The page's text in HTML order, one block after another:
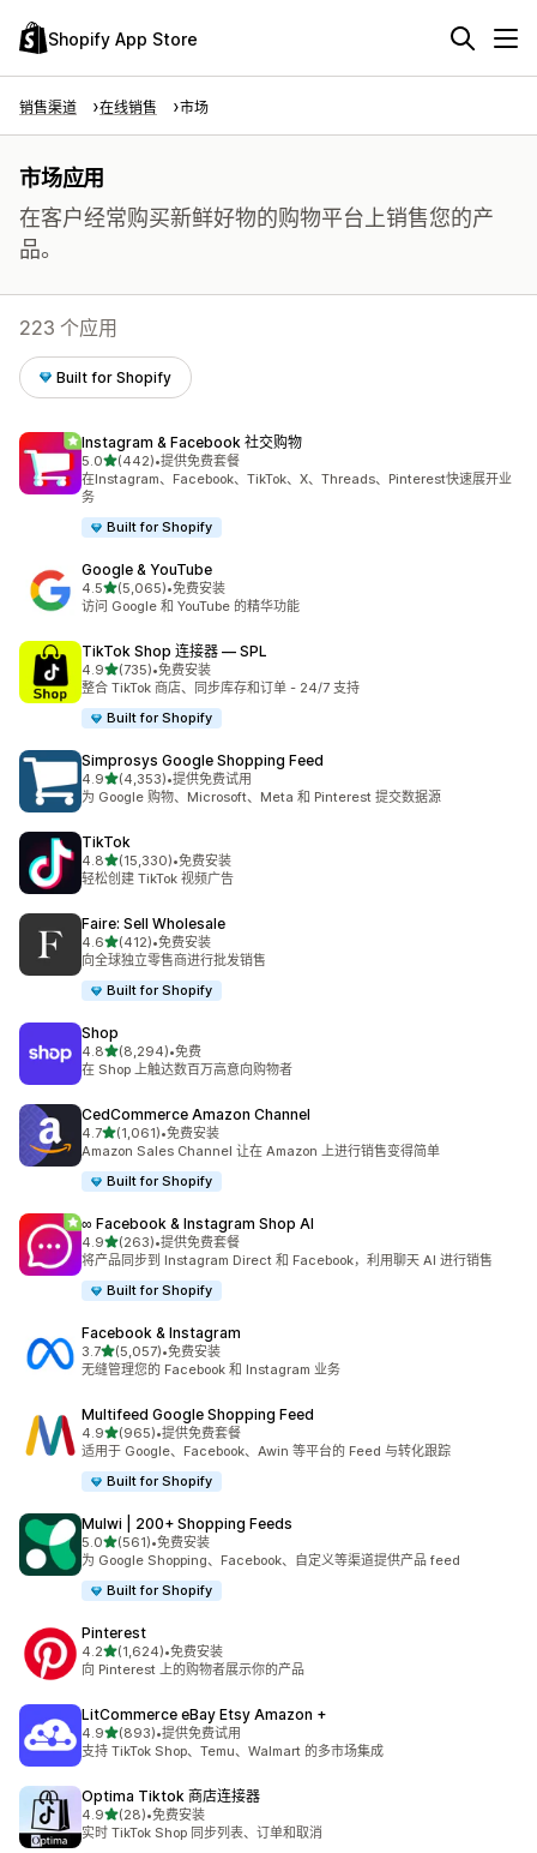
Shopify App Store
销售渠道 在线销售 市场
市场应用
在客户经常购买新鲜好物的购物平台上销售您的产
品。
223 个应用
Built for Shopify
Instagram & Facebook 社交购物
5.0星（满分 5 星）
(442)
总共 442 条评论
•提供免费套餐
在Instagram、Facebook、TikTok、X、Threads、Pinterest快速展开业
务
Built for Shopify
Google & YouTube
4.5星（满分 5 星）
(5,065)
总共 5065 条评论
•免费安装
访问 Google 和 YouTube 的精华功能
TikTok Shop 连接器 — SPL
4.9星（满分 5 星）
(735)
总共 735 条评论
•免费安装
整合 TikTok 商店、同步库存和订单 - 24/7 支持
Built for Shopify
Simprosys Google Shopping Feed
4.9星（满分 5 星）
(4,353)
总共 4353 条评论
•提供免费试用
为 Google 购物、Microsoft、Meta 和 Pinterest 提交数据源
TikTok
4.8星（满分 5 星）
(15,330)
总共 15330 条评论
•免费安装
轻松创建 TikTok 视频广告
Faire: Sell Wholesale
4.6星（满分 5 星）
(412)
总共 412 条评论
•免费安装
向全球独立零售商进行批发销售
Built for Shopify
Shop
4.8星（满分 5 星）
(8,294)
总共 8294 条评论
•免费
在 Shop 上触达数百万高意向购物者
CedCommerce Amazon Channel
4.7星（满分 5 星）
(1,061)
总共 1061 条评论
•免费安装
Amazon Sales Channel 让在 Amazon 上进行销售变得简单
Built for Shopify
∞ Facebook & Instagram Shop AI
4.9星（满分 5 星）
(263)
总共 263 条评论
•提供免费套餐
将产品同步到 Instagram Direct 和 Facebook，利用聊天 AI 进行销售
Built for Shopify
Facebook & Instagram
3.7星（满分 5 星）
(5,057)
总共 5057 条评论
•免费安装
无缝管理您的 Facebook 和 Instagram 业务
Multifeed Google Shopping Feed
4.9星（满分 5 星）
(965)
总共 965 条评论
•提供免费套餐
适用于 Google、Facebook、Awin 等平台的 Feed 与转化跟踪
Built for Shopify
Mulwi | 200+ Shopping Feeds
5.0星（满分 5 星）
(561)
总共 561 条评论
•免费安装
为 Google Shopping、Facebook、自定义等渠道提供产品 feed
Built for Shopify
Pinterest
4.2星（满分 5 星）
(1,624)
总共 1624 条评论
•免费安装
向 Pinterest 上的购物者展示你的产品
LitCommerce eBay Etsy Amazon +
4.9星（满分 5 星）
(893)
总共 893 条评论
•提供免费试用
支持 TikTok Shop、Temu、Walmart 的多市场集成
Optima Tiktok 商店连接器
4.9星（满分 5 星）
(28)
总共 28 条评论
•免费安装
实时 TikTok Shop 同步列表、订单和取消